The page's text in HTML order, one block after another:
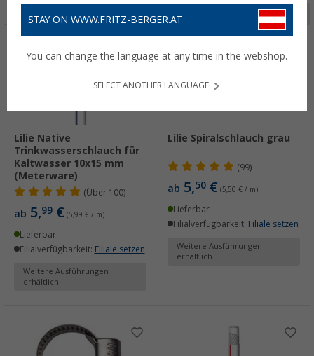
Seite 1 von 10
Lilie Native
Trinkwasserschlauch für
Kaltwasser 10x15 mm
(Meterware)
(Über100)
ab 5,99 € (5,99 € / m)
Lieferbar
Filialverfügbarkeit: Filiale setzen
Weitere Ausführungen
erhältlich
Lilie Spiralschlauch grau
(99)
ab 5,50 € (5,50 € / m)
Lieferbar
Filialverfügbarkeit: Filiale setzen
Weitere Ausführungen
erhältlich
STAY ON WWW.FRITZ-BERGER.AT
You can change the language at any time in the webshop.
SELECT ANOTHER LANGUAGE